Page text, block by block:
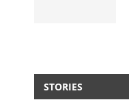
STORIES